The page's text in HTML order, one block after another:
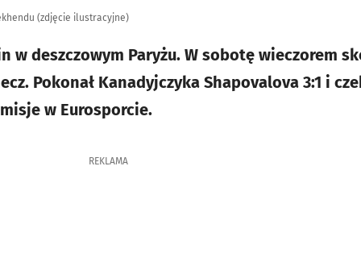
(zdjęcie ilustracyjne)
w deszczowym Paryżu. W sobotę wieczorem
Pokonał Kanadyjczyka Shapovalova 3:1 i
w Eurosporcie.
REKLAMA